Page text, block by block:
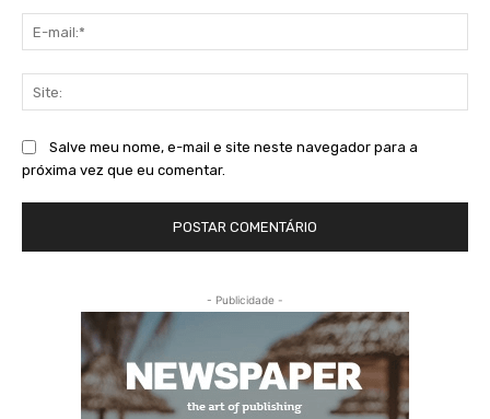
Salve meu nome, e-mail e site neste navegador para a
próxima vez que eu comentar.
- Publicidade -